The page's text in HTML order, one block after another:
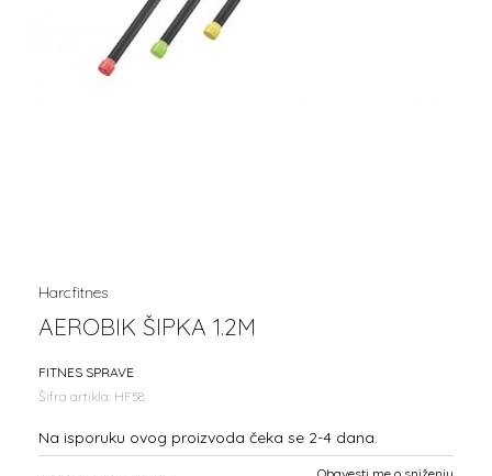
Harcfitnes
AEROBIK ŠIPKA 1.2M
FITNES SPRAVE
Šifra artikla: HF58
Na isporuku ovog proizvoda čeka se 2-4 dana.